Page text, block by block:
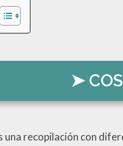
una recopilación con